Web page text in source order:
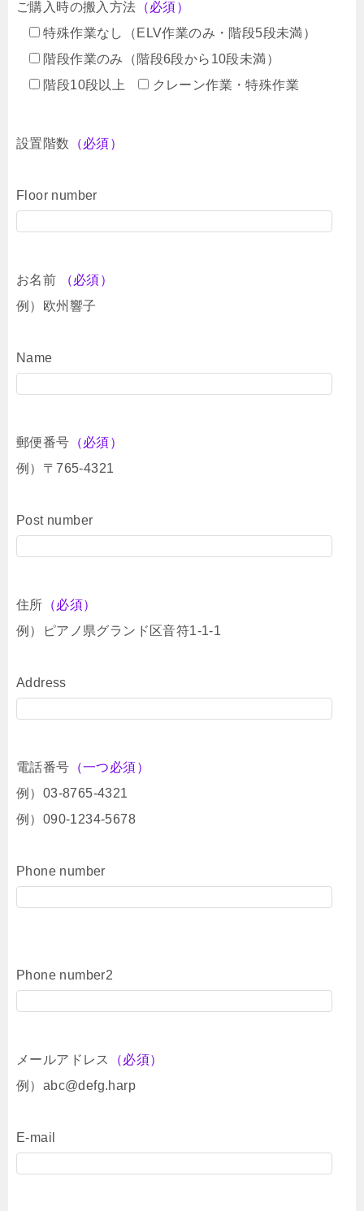
ご購入時の搬入方法 （必須）
特殊作業なし（ELV作業のみ・階段5段未満）
階段作業のみ（階段6段から10段未満）
階段10段以上
クレーン作業・特殊作業
設置階数 （必須）
Floor number
お名前
（必須）
例）欧州響子
Name
郵便番号 （必須）
例）〒765-4321
Post number
住所 （必須）
例）ピアノ県グランド区音符1-1-1
Address
電話番号 （一つ必須）
例）03-8765-4321
例）090-1234-5678
Phone number
Phone number2
メールアドレス
（必須）
例）abc@defg.harp
E-mail